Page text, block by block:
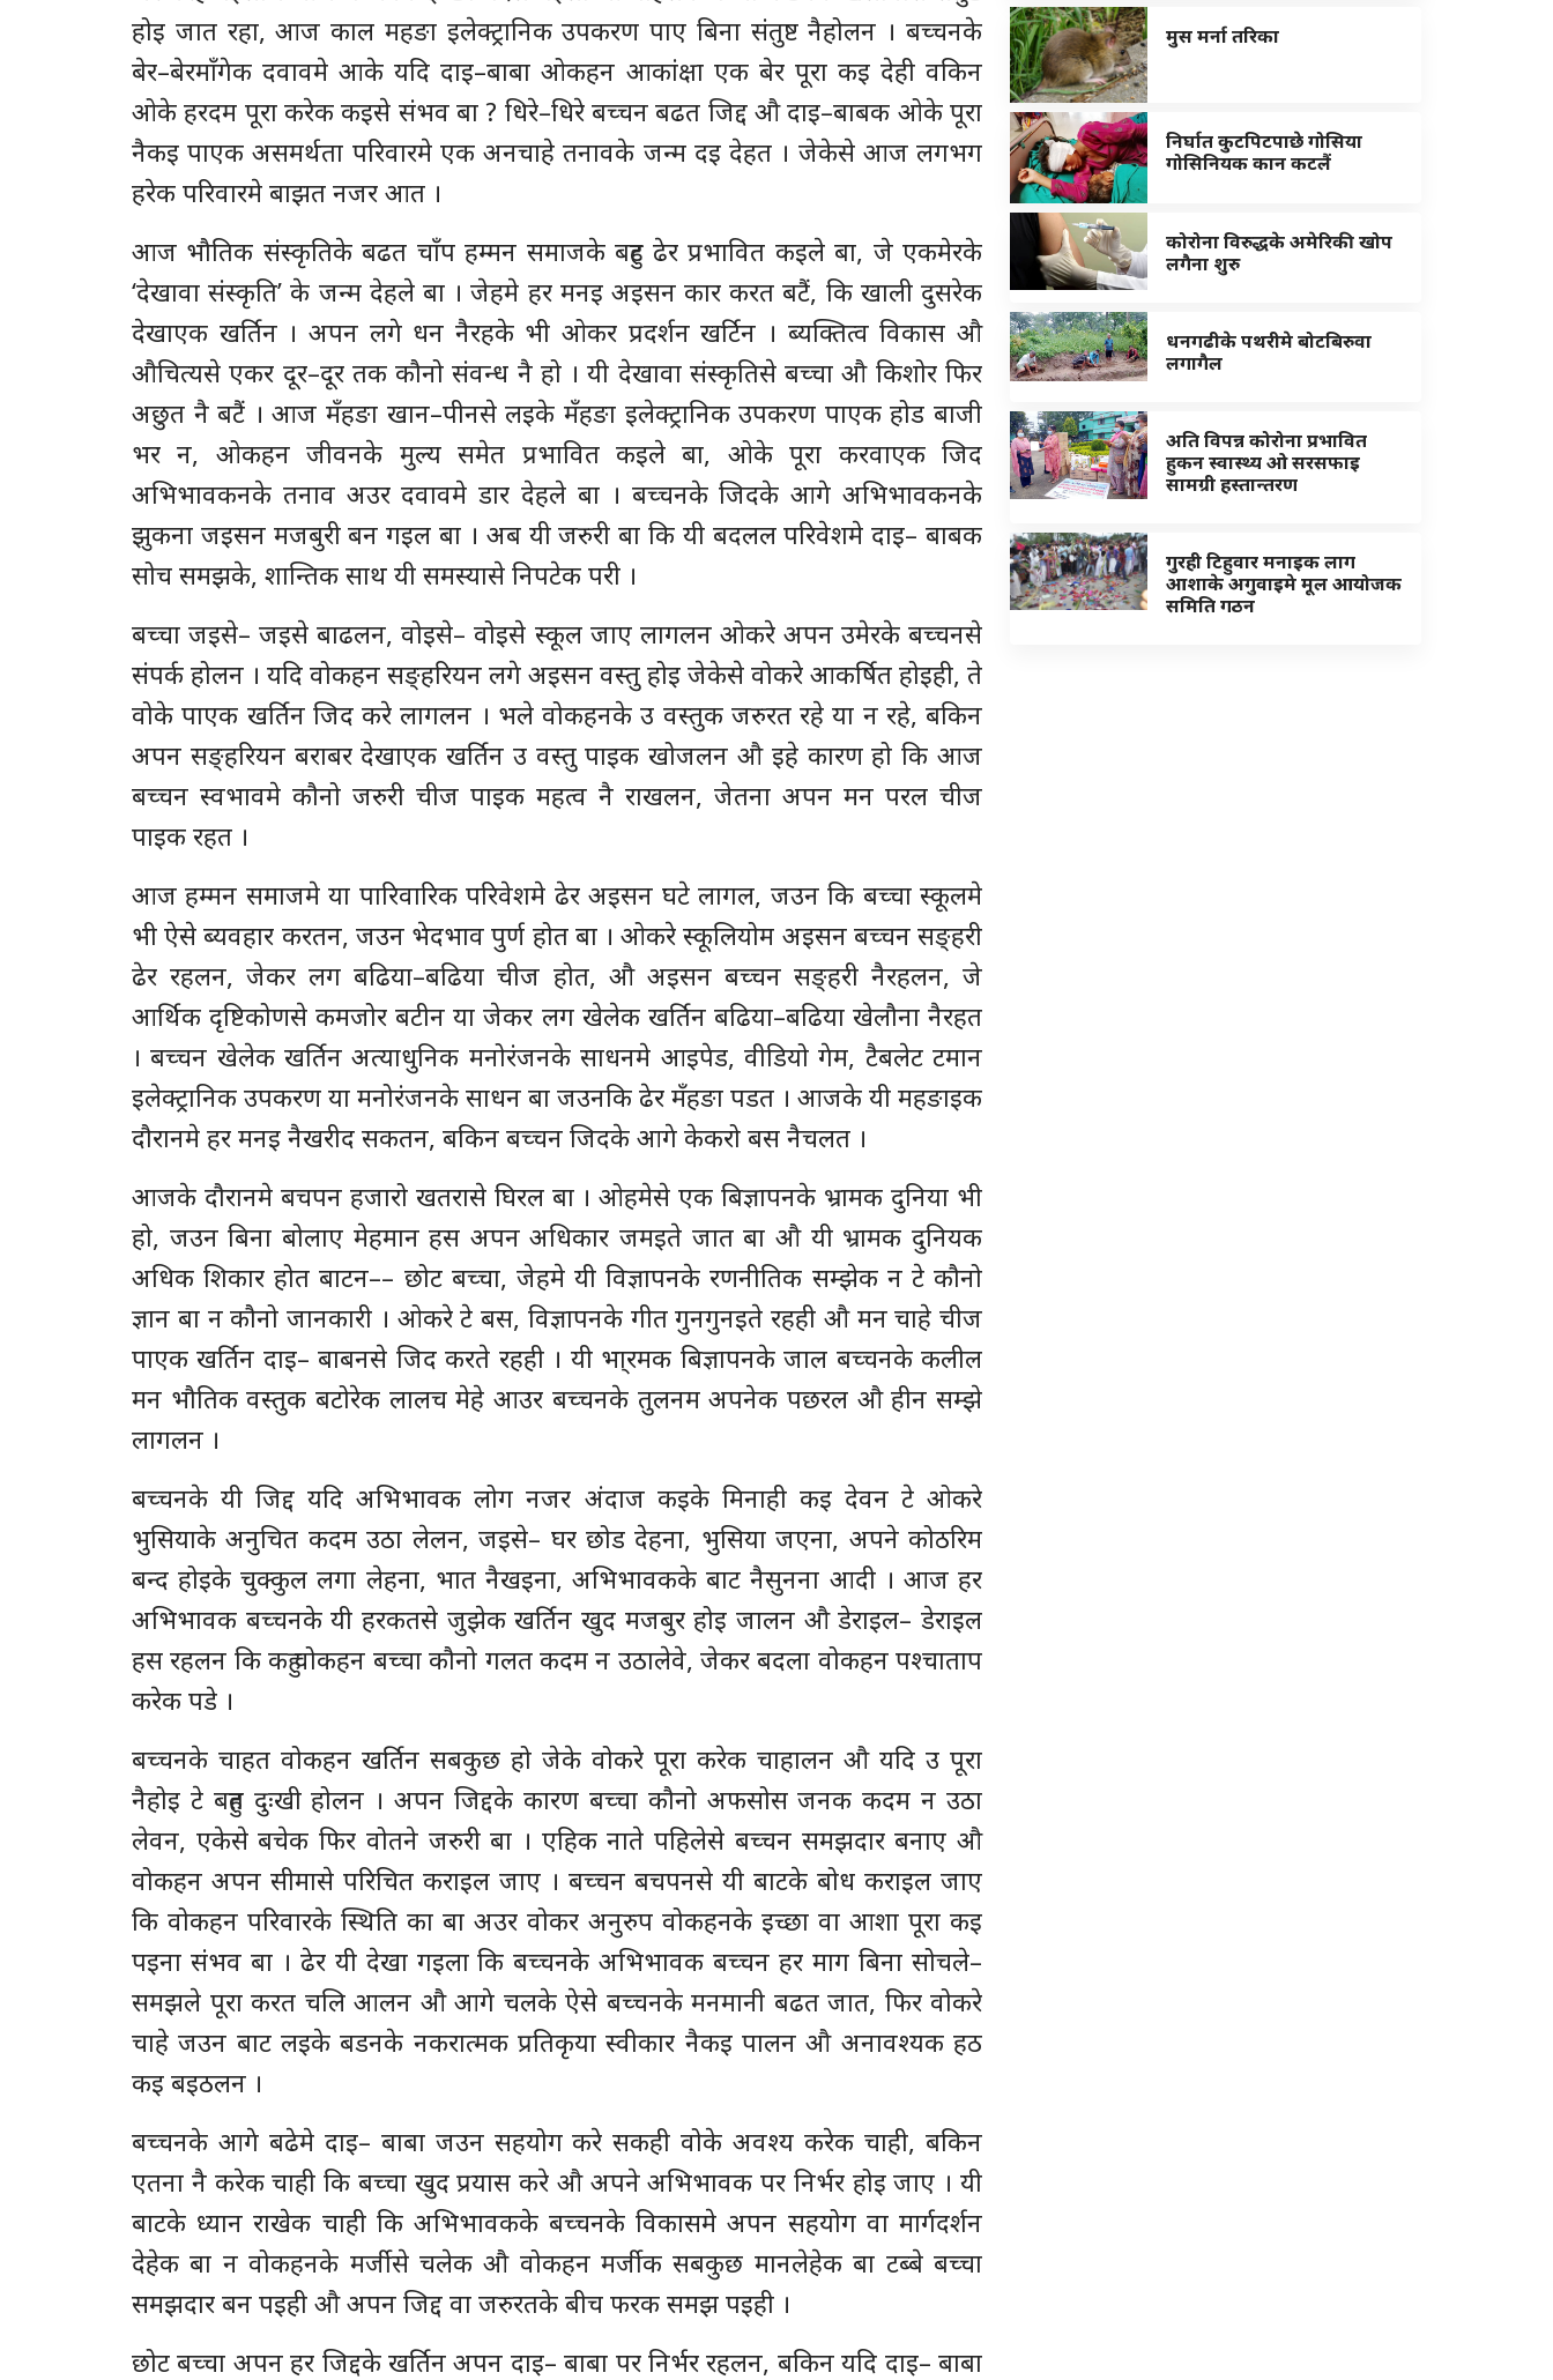
होइ जात रहा, आज काल महङा इलेक्ट्रानिक उपकरण पाए बिना संतुष्ट नैहोलन । बच्चनके
बेर–बेरमाँगेक दवावमे आके यदि दाइ–बाबा ओकहन आकांक्षा एक बेर पूरा कइ देही वकिन
ओके हरदम पूरा करेक कइसे संभव बा ? धिरे–धिरे बच्चन बढत जिद्द औ दाइ–बाबक ओके पूरा
नैकइ पाएक असमर्थता परिवारमे एक अनचाहे तनावके जन्म दइ देहत । जेकेसे आज लगभग
हरेक परिवारमे बाझत नजर आत ।
आज भौतिक संस्कृतिके बढत चाँप हम्मन समाजके बहुट ढेर प्रभावित कइले बा, जे एकमेरके
‘देखावा संस्कृति’ के जन्म देहले बा । जेहमे हर मनइ अइसन कार करत बटैं, कि खाली दुसरेक
देखाएक खर्तिन । अपन लगे धन नैरहके भी ओकर प्रदर्शन खर्टिन । ब्यक्तित्व विकास औ
औचित्यसे एकर दूर–दूर तक कौनो संवन्ध नै हो । यी देखावा संस्कृतिसे बच्चा औ किशोर फिर
अछुत नै बटैं । आज मँहङा खान–पीनसे लइके मँहङा इलेक्ट्रानिक उपकरण पाएक होड बाजी
भर न, ओकहन जीवनके मुल्य समेत प्रभावित कइले बा, ओके पूरा करवाएक जिद
अभिभावकनके तनाव अउर दवावमे डार देहले बा । बच्चनके जिदके आगे अभिभावकनके
झुकना जइसन मजबुरी बन गइल बा । अब यी जरुरी बा कि यी बदलल परिवेशमे दाइ– बाबक
सोच समझके, शान्तिक साथ यी समस्यासे निपटेक परी ।
बच्चा जइसे– जइसे बाढलन, वोइसे– वोइसे स्कूल जाए लागलन ओकरे अपन उमेरके बच्चनसे
संपर्क होलन । यदि वोकहन सङ्हरियन लगे अइसन वस्तु होइ जेकेसे वोकरे आकर्षित होइही, ते
वोके पाएक खर्तिन जिद करे लागलन । भले वोकहनके उ वस्तुक जरुरत रहे या न रहे, बकिन
अपन सङ्हरियन बराबर देखाएक खर्तिन उ वस्तु पाइक खोजलन औ इहे कारण हो कि आज
बच्चन स्वभावमे कौनो जरुरी चीज पाइक महत्व नै राखलन, जेतना अपन मन परल चीज
पाइक रहत ।
आज हम्मन समाजमे या पारिवारिक परिवेशमे ढेर अइसन घटे लागल, जउन कि बच्चा स्कूलमे
भी ऐसे ब्यवहार करतन, जउन भेदभाव पुर्ण होत बा । ओकरे स्कूलियोम अइसन बच्चन सङ्हरी
ढेर रहलन, जेकर लग बढिया–बढिया चीज होत, औ अइसन बच्चन सङ्हरी नैरहलन, जे
आर्थिक दृष्टिकोणसे कमजोर बटीन या जेकर लग खेलेक खर्तिन बढिया–बढिया खेलौना नैरहत
। बच्चन खेलेक खर्तिन अत्याधुनिक मनोरंजनके साधनमे आइपेड, वीडियो गेम, टैबलेट टमान
इलेक्ट्रानिक उपकरण या मनोरंजनके साधन बा जउनकि ढेर मँहङा पडत । आजके यी महङाइक
दौरानमे हर मनइ नैखरीद सकतन, बकिन बच्चन जिदके आगे केकरो बस नैचलत ।
आजके दौरानमे बचपन हजारो खतरासे घिरल बा । ओहमेसे एक बिज्ञापनके भ्रामक दुनिया भी
हो, जउन बिना बोलाए मेहमान हस अपन अधिकार जमइते जात बा औ यी भ्रामक दुनियक
अधिक शिकार होत बाटन–– छोट बच्चा, जेहमे यी विज्ञापनके रणनीतिक सम्झेक न टे कौनो
ज्ञान बा न कौनो जानकारी । ओकरे टे बस, विज्ञापनके गीत गुनगुनइते रहही औ मन चाहे चीज
पाएक खर्तिन दाइ– बाबनसे जिद करते रहही । यी भा्रमक बिज्ञापनके जाल बच्चनके कलील
मन भौतिक वस्तुक बटोरेक लालच मेहे आउर बच्चनके तुलनम अपनेक पछरल औ हीन सम्झे
लागलन ।
बच्चनके यी जिद्द यदि अभिभावक लोग नजर अंदाज कइके मिनाही कइ देवन टे ओकरे
भुसियाके अनुचित कदम उठा लेलन, जइसे– घर छोड देहना, भुसिया जएना, अपने कोठरिम
बन्द होइके चुक्कुल लगा लेहना, भात नैखइना, अभिभावकके बाट नैसुनना आदी । आज हर
अभिभावक बच्चनके यी हरकतसे जुझेक खर्तिन खुद मजबुर होइ जालन औ डेराइल– डेराइल
हस रहलन कि कहु वोकहन बच्चा कौनो गलत कदम न उठालेवे, जेकर बदला वोकहन पश्चाताप
करेक पडे ।
बच्चनके चाहत वोकहन खर्तिन सबकुछ हो जेके वोकरे पूरा करेक चाहालन औ यदि उ पूरा
नैहोइ टे बहुत दुःखी होलन । अपन जिद्दके कारण बच्चा कौनो अफसोस जनक कदम न उठा
लेवन, एकेसे बचेक फिर वोतने जरुरी बा । एहिक नाते पहिलेसे बच्चन समझदार बनाए औ
वोकहन अपन सीमासे परिचित कराइल जाए । बच्चन बचपनसे यी बाटके बोध कराइल जाए
कि वोकहन परिवारके स्थिति का बा अउर वोकर अनुरुप वोकहनके इच्छा वा आशा पूरा कइ
पइना संभव बा । ढेर यी देखा गइला कि बच्चनके अभिभावक बच्चन हर माग बिना सोचले–
समझले पूरा करत चलि आलन औ आगे चलके ऐसे बच्चनके मनमानी बढत जात, फिर वोकरे
चाहे जउन बाट लइके बडनके नकरात्मक प्रतिकृया स्वीकार नैकइ पालन औ अनावश्यक हठ
कइ बइठलन ।
बच्चनके आगे बढेमे दाइ– बाबा जउन सहयोग करे सकही वोके अवश्य करेक चाही, बकिन
एतना नै करेक चाही कि बच्चा खुद प्रयास करे औ अपने अभिभावक पर निर्भर होइ जाए । यी
बाटके ध्यान राखेक चाही कि अभिभावकके बच्चनके विकासमे अपन सहयोग वा मार्गदर्शन
देहेक बा न वोकहनके मर्जीसे चलेक औ वोकहन मर्जीक सबकुछ मानलेहेक बा टब्बे बच्चा
समझदार बन पइही औ अपन जिद्द वा जरुरतके बीच फरक समझ पइही ।
छोट बच्चा अपन हर जिद्दके खर्तिन अपन दाइ– बाबा पर निर्भर रहलन, बकिन यदि दाइ– बाबा
मुस मर्ना तरिका
निर्घात कुटपिटपाछे गोसिया
गोसिनियक कान कटलैं
कोरोना विरुद्धके अमेरिकी खोप
लगैना शुरु
धनगढीके पथरीमे बोटबिरुवा
लगागैल
अति विपन्न कोरोना प्रभावित
हुकन स्वास्थ्य ओ सरसफाइ
सामग्री हस्तान्तरण
गुरही टिहुवार मनाइक लाग
आशाके अगुवाइमे मूल आयोजक
समिति गठन